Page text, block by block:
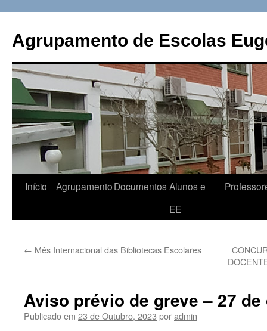
o
conteúdo
Agrupamento de Escolas
Início AgrupamentoDocumentos Alunos e
EE
← Mês Internacional das Bibliotecas Escolares
Aviso prévio de greve – 27
Publicado em 23 de Outubro, 2023 poradmin